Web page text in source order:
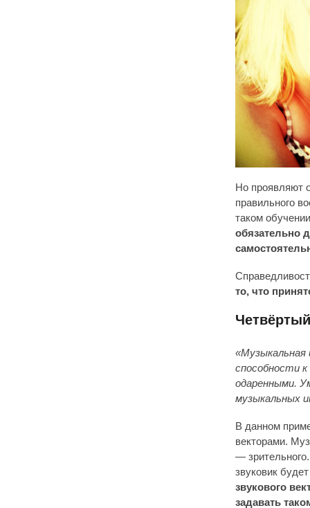
Но проявляют
правильного
таком
обязательно
то, что
«Музыкальная
способности
одаренными.
музыкальных
В данном
векторами.
—
звуковик
звукового
задавать